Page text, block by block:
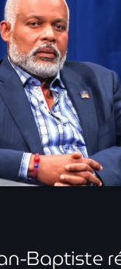
Baptiste